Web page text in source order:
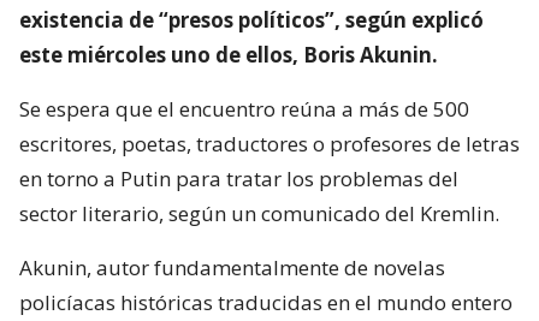
existencia de “presos políticos”, según explicó
este miércoles uno de ellos, Boris Akunin.
Se espera que el encuentro reúna a más de 500
escritores, poetas, traductores o profesores de letras
en torno a Putin para tratar los problemas del
sector literario, según un comunicado del Kremlin.
Akunin, autor fundamentalmente de novelas
policíacas históricas traducidas en el mundo entero